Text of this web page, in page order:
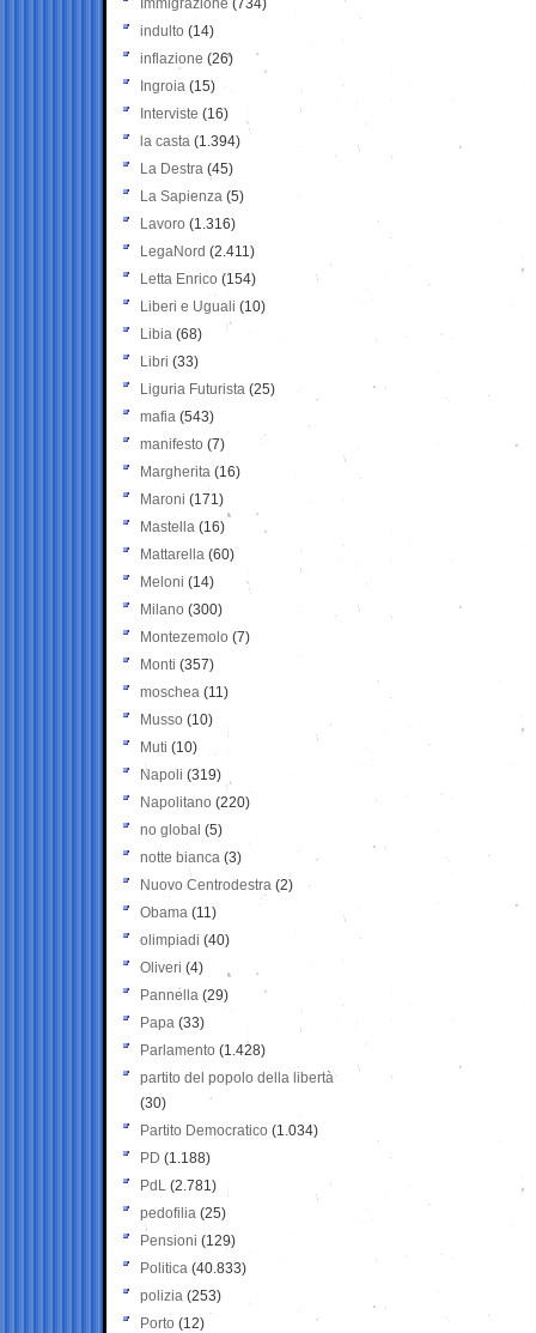
Immigrazione (734)
indulto (14)
inflazione (26)
Ingroia (15)
Interviste (16)
la casta (1.394)
La Destra (45)
La Sapienza (5)
Lavoro (1.316)
LegaNord (2.411)
Letta Enrico (154)
Liberi e Uguali (10)
Libia (68)
Libri (33)
Liguria Futurista (25)
mafia (543)
manifesto (7)
Margherita (16)
Maroni (171)
Mastella (16)
Mattarella (60)
Meloni (14)
Milano (300)
Montezemolo (7)
Monti (357)
moschea (11)
Musso (10)
Muti (10)
Napoli (319)
Napolitano (220)
no global (5)
notte bianca (3)
Nuovo Centrodestra (2)
Obama (11)
olimpiadi (40)
Oliveri (4)
Pannella (29)
Papa (33)
Parlamento (1.428)
partito del popolo della libertà
(30)
Partito Democratico (1.034)
PD (1.188)
PdL (2.781)
pedofilia (25)
Pensioni (129)
Politica (40.833)
polizia (253)
Porto (12)